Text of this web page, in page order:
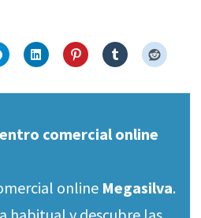
comercial online
online Megasilva.